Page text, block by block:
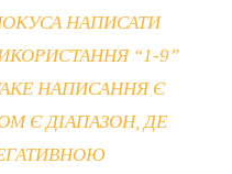
НАПИСАТИ
“1-9”
НАПИСАННЯ Є
Є ДІАПАЗОН, ДЕ